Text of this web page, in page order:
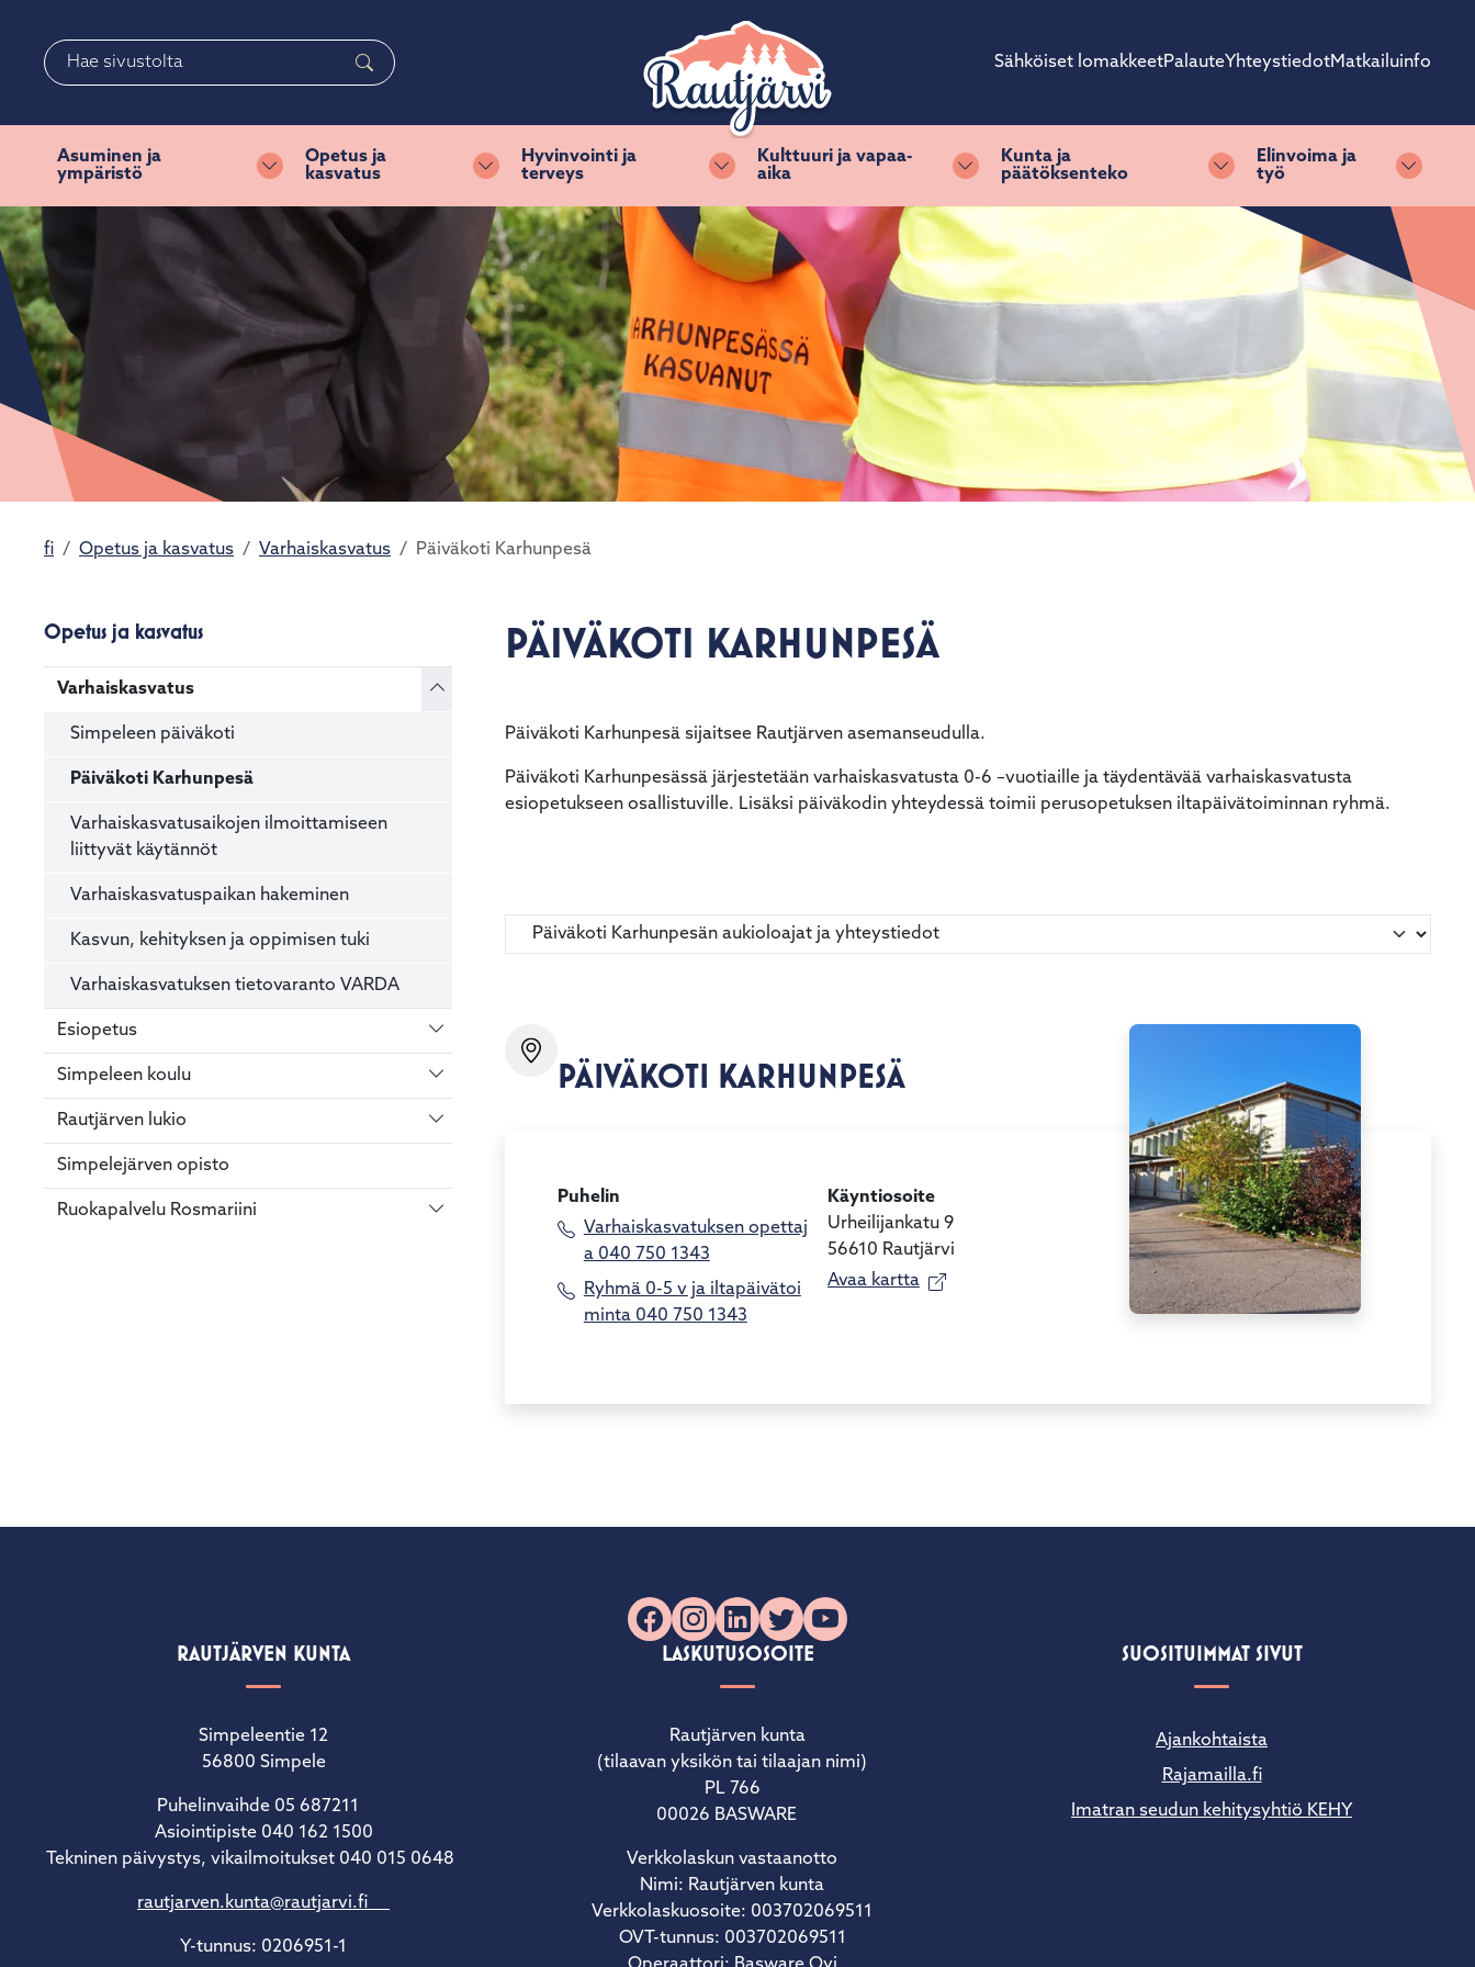
Sähköiset lomakkeetPalauteYhteystiedotMatkailuinfo
Haku
Asuminen ja
ympäristö
Vaihda alasvetovalikkoa
Opetus ja
kasvatus
Vaihda alasvetovalikkoa
Hyvinvointi ja
terveys
Vaihda alasvetovalikkoa
Kulttuuri ja vapaa-
aika
Vaihda alasvetovalikkoa
Kunta ja
päätöksenteko
Vaihda alasvetovalikkoa
Elinvoima ja
työ
Vaihda
fi Opetus ja kasvatus Varhaiskasvatus Päiväkoti Karhunpesä
Opetus ja kasvatus
Varhaiskasvatus Vaihda alasvetovalikkoa
Simpeleen päiväkoti
Päiväkoti Karhunpesä
Varhaiskasvatusaikojen ilmoittamiseen
liittyvät käytännöt
Varhaiskasvatuspaikan hakeminen
Kasvun, kehityksen ja oppimisen tuki
Varhaiskasvatuksen tietovaranto VARDA
Esiopetus Vaihda alasvetovalikkoa
Simpeleen koulu Vaihda alasvetovalikkoa
Rautjärven lukio Vaihda alasvetovalikkoa
Simpelejärven opisto
Ruokapalvelu Rosmariini Vaihda alasvetovalikkoa
PÄIVÄKOTI KARHUNPESÄ
Päiväkoti Karhunpesä sijaitsee Rautjärven asemanseudulla.
Päiväkoti Karhunpesässä järjestetään varhaiskasvatusta 0-6 –vuotiaille ja täydentävää varhaiskasvatusta
esiopetukseen osallistuville. Lisäksi päiväkodin yhteydessä toimii perusopetuksen iltapäivätoiminnan ryhmä.
PÄIVÄKOTI KARHUNPESÄ
Puhelin
Varhaiskasvatuksen opettaj
a 040 750 1343
Ryhmä 0-5 v ja iltapäivätoi
minta 040 750 1343
Käyntiosoite
Urheilijankatu 9
56610 Rautjärvi
Avaa kartta
Facebook
Instagram
LinkedIn
X YouTube
RAUTJÄRVEN KUNTA
Simpeleentie 12
56800 Simpele
Puhelinvaihde 05 687211
Asiointipiste 040 162 1500
Tekninen päivystys, vikailmoitukset 040 015 0648
rautjarven.kunta@rautjarvi.fi
Y-tunnus: 0206951-1
LASKUTUSOSOITE
Rautjärven kunta
(tilaavan yksikön tai tilaajan nimi)
PL 766
00026 BASWARE
Verkkolaskun vastaanotto
Nimi: Rautjärven kunta
Verkkolaskuosoite: 003702069511
OVT-tunnus: 003702069511
SUOSITUIMMAT SIVUT
Ajankohtaista
Rajamailla.fi
Imatran seudun kehitysyhtiö KEHY